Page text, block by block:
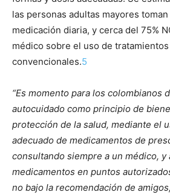
las personas adultas mayores
medicación diaria, y cerca del 75%
médico sobre el uso de
convencionales.5
“Es momento para los colombianos
autocuidado como principio de
protección de la salud, mediante el
adecuado de medicamentos de
consultando siempre a un médico, y
medicamentos en puntos
no bajo la recomendación de